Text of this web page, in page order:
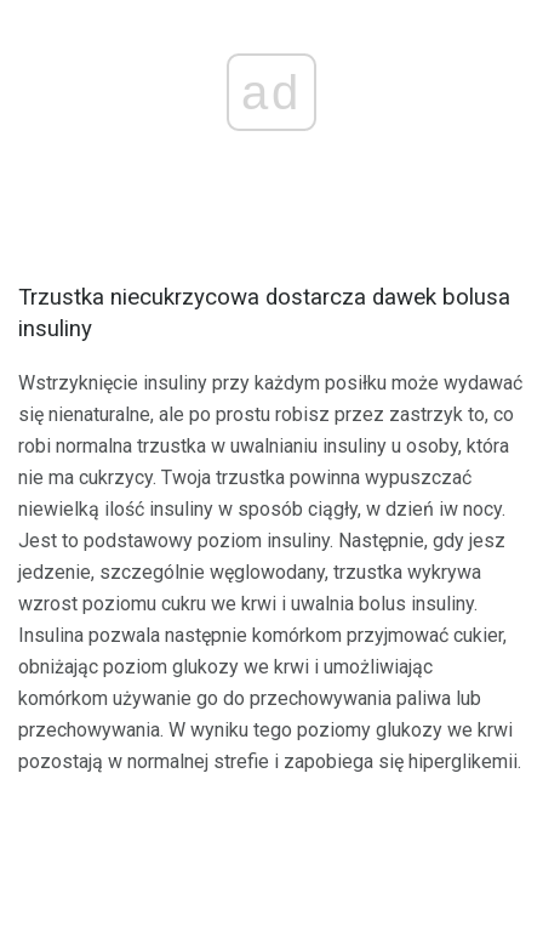
ad
Trzustka niecukrzycowa dostarcza dawek bolusa
insuliny
Wstrzyknięcie insuliny przy każdym posiłku może wydawać
się nienaturalne, ale po prostu robisz przez zastrzyk to, co
robi normalna trzustka w uwalnianiu insuliny u osoby, która
nie ma cukrzycy. Twoja trzustka powinna wypuszczać
niewielką ilość insuliny w sposób ciągły, w dzień iw nocy.
Jest to podstawowy poziom insuliny. Następnie, gdy jesz
jedzenie, szczególnie węglowodany, trzustka wykrywa
wzrost poziomu cukru we krwi i uwalnia bolus insuliny.
Insulina pozwala następnie komórkom przyjmować cukier,
obniżając poziom glukozy we krwi i umożliwiając
komórkom używanie go do przechowywania paliwa lub
przechowywania. W wyniku tego poziomy glukozy we krwi
pozostają w normalnej strefie i zapobiega się hiperglikemii.